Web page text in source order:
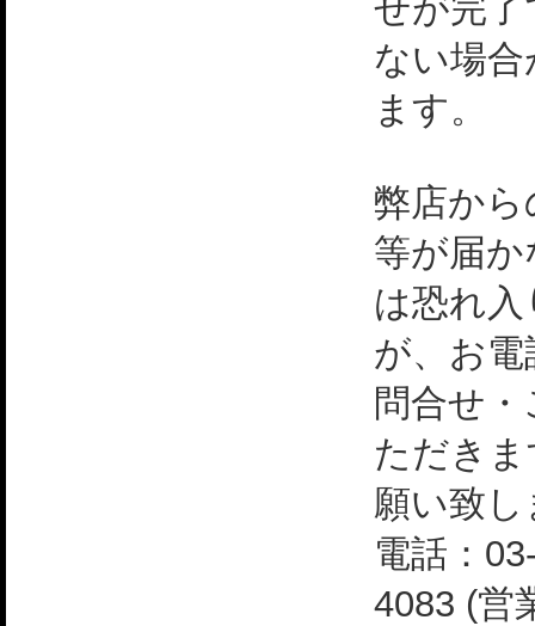
せが完
ない場
ます。
弊店か
等が届
は恐れ
が、お
問合せ
ただき
願い致
電話：
4083 (営